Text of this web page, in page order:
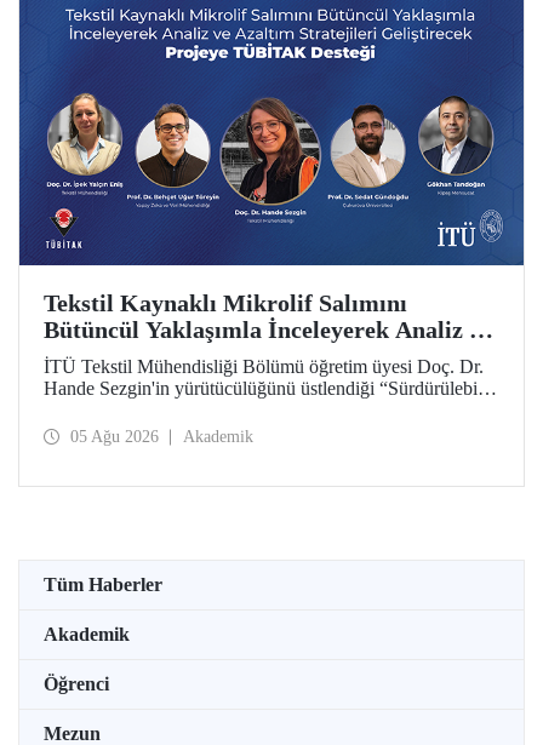
Tekstil Kaynaklı Mikrolif Salımını
Bütüncül Yaklaşımla İnceleyerek Analiz ve
Azaltım Stratejileri Geliştirecek Projeye
TÜBİTAK Desteği
İTÜ Tekstil Mühendisliği Bölümü öğretim üyesi Doç. Dr.
Hande Sezgin'in yürütücülüğünü üstlendiği “Sürdürülebilir
Koşullarına Bağlı Mikrolif Salımı: Aşınma, UV Maruziyeti
05 Ağu 2026 Akademik
Tüm Haberler
Akademik
Öğrenci
Mezun